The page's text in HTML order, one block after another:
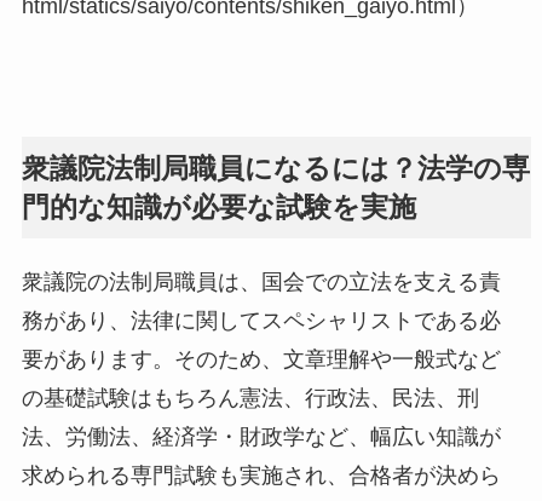
html/statics/saiyo/contents/shiken_gaiyo.html）
衆議院法制局職員になるには？法学の専
門的な知識が必要な試験を実施
衆議院の法制局職員は、国会での立法を支える責
務があり、法律に関してスペシャリストである必
要があります。そのため、文章理解や一般式など
の基礎試験はもちろん憲法、行政法、民法、刑
法、労働法、経済学・財政学など、幅広い知識が
求められる専門試験も実施され、合格者が決めら